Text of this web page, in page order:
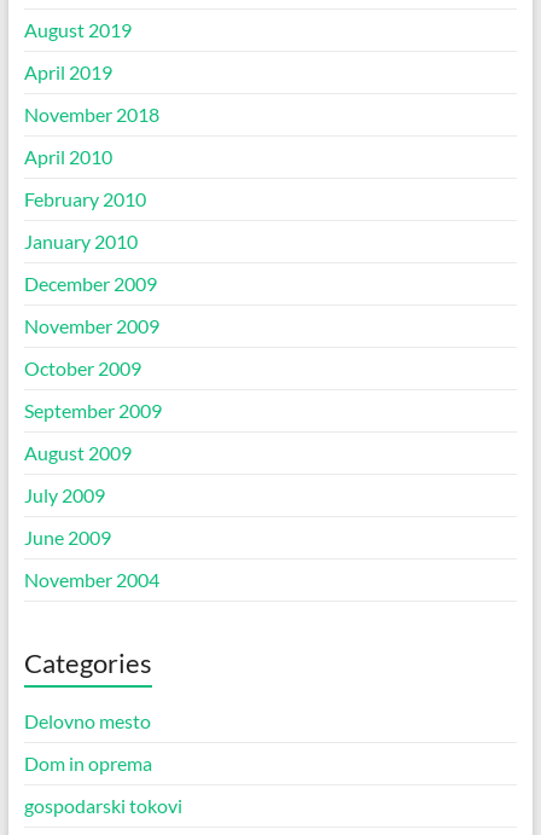
August 2019
April 2019
November 2018
April 2010
February 2010
January 2010
December 2009
November 2009
October 2009
September 2009
August 2009
July 2009
June 2009
November 2004
Categories
Delovno mesto
Dom in oprema
gospodarski tokovi